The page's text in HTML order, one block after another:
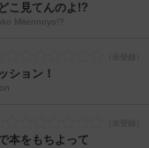
こ見てんのよ!?
Mitennoyo!?
ション！
本をもちよって